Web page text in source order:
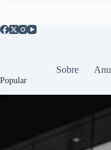
Sobre
Popular